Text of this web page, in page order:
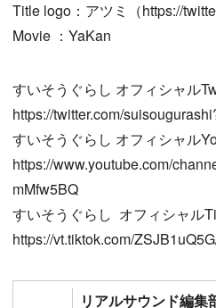
Title logo：アツミ（https://
Movie ：YaKan
すいそうぐらし オフィシャル
https://twitter.com/
すいそうぐらし オフィシャル
https://www.youtube.com/
mMfw5BQ
すいそうぐらし オフィシャル
https://vt.tiktok.com/
リアルサウンド編集